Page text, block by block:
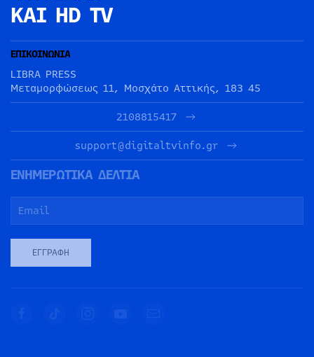
ΚΑΙ HD TV
ΕΠΙΚΟΙΝΩΝΙΑ
LIBRA PRESS
Μεταμορφώσεως 11, Μοσχάτο Αττικής, 183 45
2108815417
support@digitaltvinfo.gr
ΕΝΗΜΕΡΩΤΙΚΑ ΔΕΛΤΙΑ
ΕΓΓΡΑΦΉ